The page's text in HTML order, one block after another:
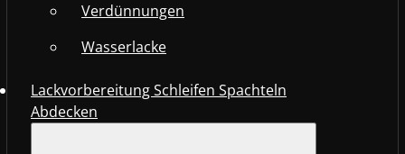
Verdünnungen
Wasserlacke
Lackvorbereitung Schleifen Spachteln
Abdecken